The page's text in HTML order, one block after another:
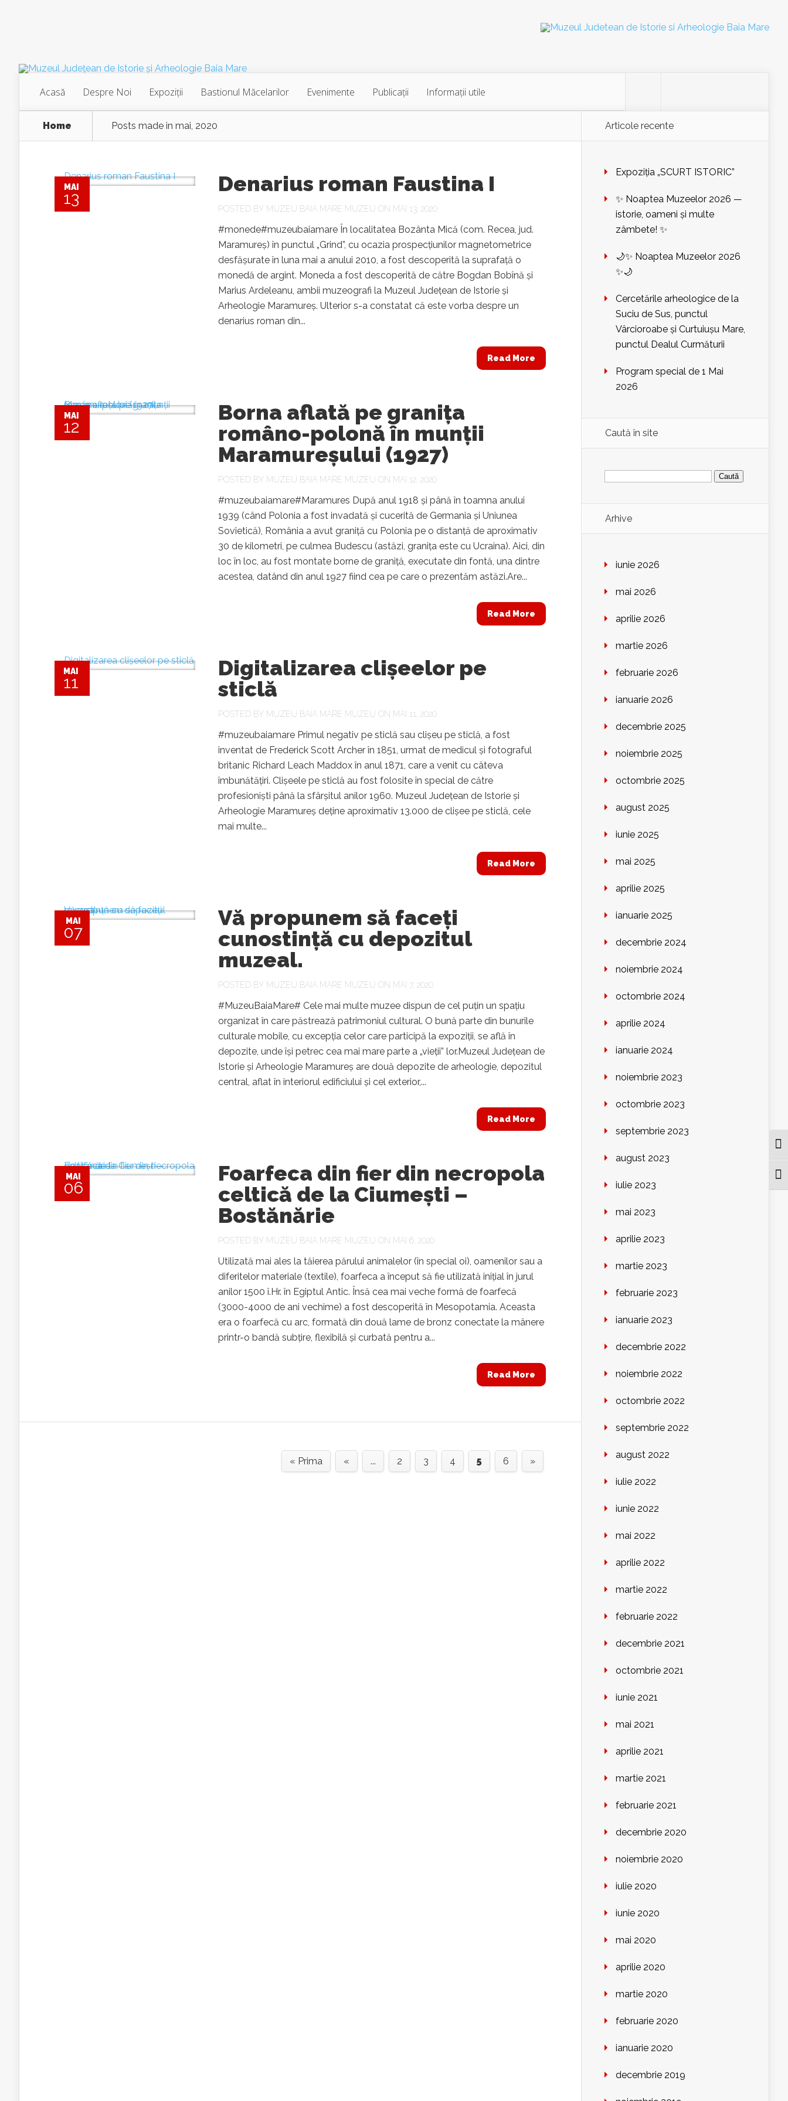
Acasă Despre Noi Expoziţii Bastionul Măcelarilor Evenimente Publicaţii Informaţii utile
Home Posts made in mai, 2020
MAI
13
Denarius roman Faustina I
POSTED BY MUZEU BAIA MARE MUZEU ON MAI 13, 2020
#monede#muzeubaiamare În localitatea Bozânta Mică (com. Recea, jud.
Maramureş) în punctul „Grind”, cu ocazia prospecţiunilor magnetometrice
desfăşurate în luna mai a anului 2010, a fost descoperită la suprafaţă o
monedă de argint. Moneda a fost descoperită de către Bogdan Bobînă şi
Marius Ardeleanu, ambii muzeografi la Muzeul Județean de Istorie și
Arheologie Maramureș. Ulterior s-a constatat că este vorba despre un
denarius roman din...
Read More
MAI
12
Borna aflată pe granița
româno-polonă în munții
Maramureșului (1927)
POSTED BY MUZEU BAIA MARE MUZEU ON MAI 12, 2020
#muzeubaiamare#Maramures După anul 1918 și până în toamna anului
1939 (când Polonia a fost invadată și cucerită de Germania și Uniunea
Sovietică), România a avut graniță cu Polonia pe o distanță de aproximativ
30 de kilometri, pe culmea Budescu (astăzi, granița este cu Ucraina). Aici, din
loc în loc, au fost montate borne de graniță, executate din fontă, una dintre
acestea, datând din anul 1927 fiind cea pe care o prezentăm astăzi.Are...
Read More
MAI
11
Digitalizarea clișeelor pe
sticlă
POSTED BY MUZEU BAIA MARE MUZEU ON MAI 11, 2020
#muzeubaiamare Primul negativ pe sticlă sau clișeu pe sticlă, a fost
inventat de Frederick Scott Archer în 1851, urmat de medicul și fotograful
britanic Richard Leach Maddox în anul 1871, care a venit cu câteva
îmbunătățiri. Clișeele pe sticlă au fost folosite în special de către
profesioniști până la sfârșitul anilor 1960. Muzeul Județean de Istorie și
Arheologie Maramureș deține aproximativ 13.000 de clișee pe sticlă, cele
mai multe...
Read More
MAI
07
Vă propunem să faceți
cunostință cu depozitul
muzeal.
POSTED BY MUZEU BAIA MARE MUZEU ON MAI 7, 2020
#MuzeuBaiaMare# Cele mai multe muzee dispun de cel puțin un spațiu
organizat în care păstrează patrimoniul cultural. O bună parte din bunurile
culturale mobile, cu excepția celor care participă la expoziții, se află în
depozite, unde își petrec cea mai mare parte a „vieții” lor.Muzeul Județean de
Istorie și Arheologie Maramureș are două depozite de arheologie, depozitul
central, aflat în interiorul edificiului și cel exterior,...
Read More
MAI
06
Foarfeca din fier din necropola
celtică de la Ciumești –
Bostănărie
POSTED BY MUZEU BAIA MARE MUZEU ON MAI 6, 2020
Utilizată mai ales la tăierea părului animalelor (în special oi), oamenilor sau a
diferitelor materiale (textile), foarfeca a început să fie utilizată iniţial în jurul
anilor 1500 î.Hr. în Egiptul Antic. Însă cea mai veche formă de foarfecă
(3000-4000 de ani vechime) a fost descoperită în Mesopotamia. Aceasta
era o foarfecă cu arc, formată din două lame de bronz conectate la mânere
printr-o bandă subţire, flexibilă şi curbată pentru a...
Read More
« Prima « ... 2 3 4 5 6 »
Articole recente
Expoziția „SCURT ISTORIC”
✨ Noaptea Muzeelor 2026 —
istorie, oameni și multe
zâmbete! ✨
🌙✨ Noaptea Muzeelor 2026
✨🌙
Cercetările arheologice de la
Suciu de Sus, punctul
Vârcioroabe și Curtuiușu Mare,
punctul Dealul Curmăturii
Program special de 1 Mai
2026
Caută în site
Caută
după:
Arhive
iunie 2026
mai 2026
aprilie 2026
martie 2026
februarie 2026
ianuarie 2026
decembrie 2025
noiembrie 2025
octombrie 2025
august 2025
iunie 2025
mai 2025
aprilie 2025
ianuarie 2025
decembrie 2024
noiembrie 2024
octombrie 2024
aprilie 2024
ianuarie 2024
noiembrie 2023
octombrie 2023
septembrie 2023
august 2023
iulie 2023
mai 2023
aprilie 2023
martie 2023
februarie 2023
ianuarie 2023
decembrie 2022
noiembrie 2022
octombrie 2022
septembrie 2022
august 2022
iulie 2022
iunie 2022
mai 2022
aprilie 2022
martie 2022
februarie 2022
decembrie 2021
octombrie 2021
iunie 2021
mai 2021
aprilie 2021
martie 2021
februarie 2021
decembrie 2020
noiembrie 2020
iulie 2020
iunie 2020
mai 2020
aprilie 2020
martie 2020
februarie 2020
ianuarie 2020
decembrie 2019